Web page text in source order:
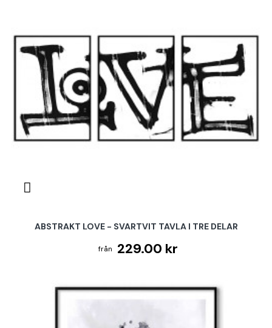
ABSTRAKT LOVE - SVARTVIT TAVLA I TRE DELAR
229.00 kr